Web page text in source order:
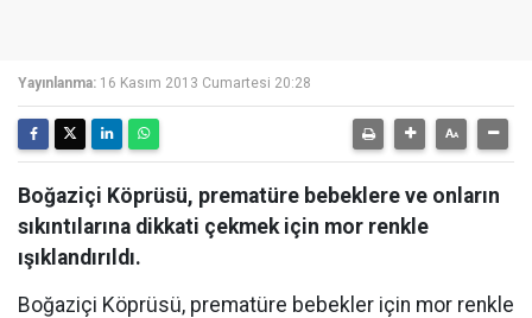
Yayınlanma: 16 Kasım 2013 Cumartesi 20:28
Boğaziçi Köprüsü, prematüre bebeklere ve onların
sıkıntılarına dikkati çekmek için mor renkle
ışıklandırıldı.
Boğaziçi Köprüsü, prematüre bebekler için mor renkle